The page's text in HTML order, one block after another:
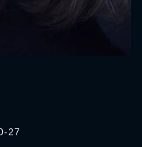
27